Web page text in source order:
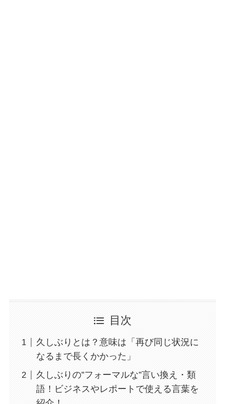
目次
久しぶりとは？意味は「再び同じ状況に
なるまで長くかかった」
久しぶりの”フォーマルな”言い換え・類
語！ビジネスやレポートで使える言葉を